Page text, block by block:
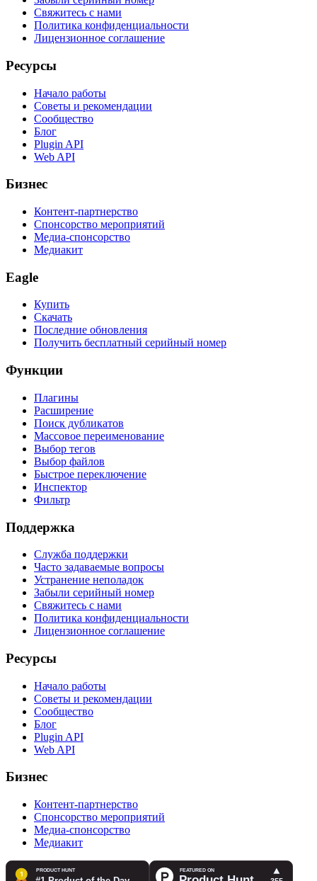
Свяжитесь с нами
Политика конфиденциальности
Лицензионное соглашение
Ресурсы
Начало работы
Советы и рекомендации
Сообщество
Блог
Plugin API
Web API
Бизнес
Контент-партнерство
Спонсорство мероприятий
Медиа-спонсорство
Медиакит
Eagle
Купить
Скачать
Последние обновления
Получить бесплатный серийный номер
Функции
Плагины
Расширение
Поиск дубликатов
Массовое переименование
Выбор тегов
Выбор файлов
Быстрое переключение
Инспектор
Фильтр
Поддержка
Служба поддержки
Часто задаваемые вопросы
Устранение неполадок
Забыли серийный номер
Свяжитесь с нами
Политика конфиденциальности
Лицензионное соглашение
Ресурсы
Начало работы
Советы и рекомендации
Сообщество
Блог
Plugin API
Web API
Бизнес
Контент-партнерство
Спонсорство мероприятий
Медиа-спонсорство
Медиакит